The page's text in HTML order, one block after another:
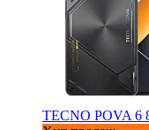
TECNO POVA 6